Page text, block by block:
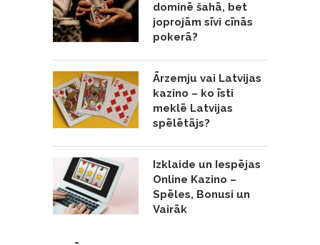
dominē šahā, bet
joprojām sīvi cīnās
pokerā?
Ārzemju vai Latvijas
kazino – ko īsti
meklē Latvijas
spēlētājs?
Izklaide un Iespējas
Online Kazino –
Spēles, Bonusi un
Vairāk